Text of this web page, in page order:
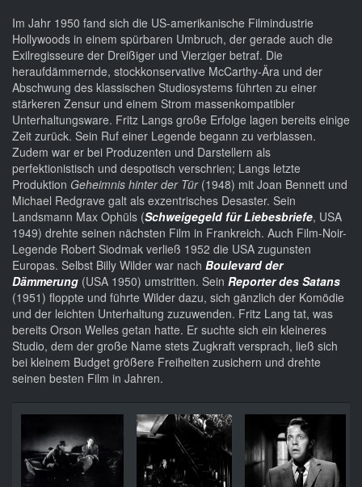
Im Jahr 1950 fand sich die US-amerikanische Filmindustrie
Hollywoods in einem spürbaren Umbruch, der gerade auch die
Exilregisseure der Dreißiger und Vierziger betraf. Die
heraufdämmernde, stockkonservative McCarthy-Ära und der
Abschwung des klassischen Studiosystems führten zu einer
stärkeren Zensur und einem Strom massenkompatibler
Unterhaltungsware. Fritz Langs große Erfolge lagen bereits einige
Zeit zurück. Sein Ruf einer Legende begann zu verblassen.
Zudem war er bei Produzenten und Darstellern als
perfektionistisch und despotisch verschrien; Langs letzte
Produktion Geheimnis hinter der Tür(1948) mit Joan Bennett und
Michael Redgrave galt als exzentrisches Desaster. Sein
Landsmann Max Ophüls (Schweigegeld für Liebesbriefe, USA
1949) drehte seinen nächsten Film in Frankreich. Auch Film-Noir-
Legende Robert Siodmak verließ 1952 die USA zugunsten
Europas. Selbst Billy Wilder war nach Boulevard der
Dämmerung (USA 1950) umstritten. Sein Reporter des Satans
(1951) floppte und führte Wilder dazu, sich gänzlich der Komödie
und der leichten Unterhaltung zuzuwenden. Fritz Lang tat, was
bereits Orson Welles getan hatte. Er suchte sich ein kleineres
Studio, dem der große Name stets Zugkraft versprach, ließ sich
bei kleinem Budget größere Freiheiten zusichern und drehte
seinen besten Film in Jahren.